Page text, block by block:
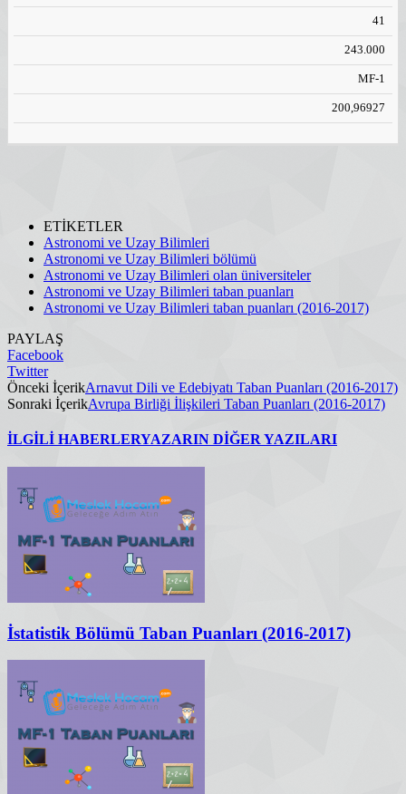
41
243.000
MF-1
200,96927
ETİKETLER
Astronomi ve Uzay Bilimleri
Astronomi ve Uzay Bilimleri bölümü
Astronomi ve Uzay Bilimleri olan üniversiteler
Astronomi ve Uzay Bilimleri taban puanları
Astronomi ve Uzay Bilimleri taban puanları (2016-2017)
PAYLAŞ
Facebook
Twitter
Önceki İçerikArnavut Dili ve Edebiyatı Taban Puanları (2016-2017)
Sonraki İçerikAvrupa Birliği İlişkileri Taban Puanları (2016-2017)
İLGİLİ HABERLERYAZARIN DİĞER YAZILARI
İstatistik Bölümü Taban Puanları (2016-2017)